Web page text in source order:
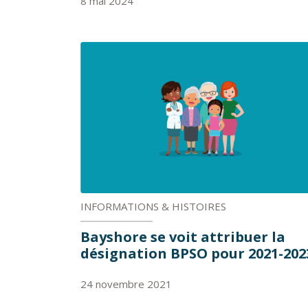
INFORMATIONS & HISTOIRES
Bayshore se voit attribuer la
désignation BPSO pour 2021-
24 novembre 2021